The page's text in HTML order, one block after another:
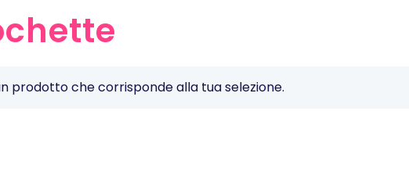
prodotto che corrisponde alla tua selezione.